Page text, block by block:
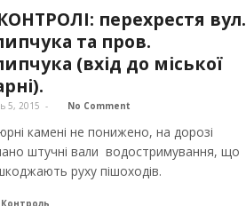
перехрестя вул.
та пров.
(вхід до міської
5, 2015 - No Comment
камені не понижено, на дорозі
штучні вали водостримування, що
руху пішоходів.
Контроль